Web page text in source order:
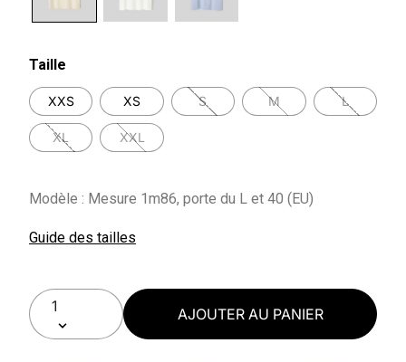
Taille
XXS XS S M L
XL XXL
Modèle : Mesure 1m86, porte du L et 40 (EU)
Guide des tailles
AJOUTER AU PANIER